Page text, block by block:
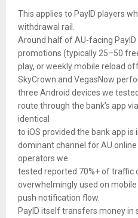
This applies to PayID players
withdrawal rail.
Around half of AU-facing
promotions (typically 25–50
play, or weekly mobile reload
SkyCrown and VegasNow
three Android devices we
route through the bank’s app
identical
to iOS provided the bank app is
dominant channel for AU
operators we
tested reported 70%+ of traffic
overwhelmingly used on
push notification flow.
PayID itself transfers money